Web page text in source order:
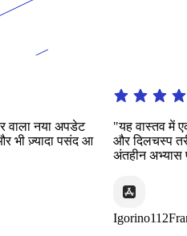
नया अपडेट
पसंद आ
"यह वास्तव में एक
और दिलचस्प तरीकों
अंतहीन अभ्यास
Igorino112France